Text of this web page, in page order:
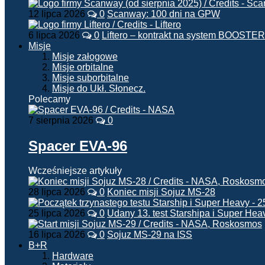
12 lipca 2026 0 Scanway: 100 dni na GPW
6 lipca 2026 0 Liftero – kontrakt na system BOOSTER
Misje
Misje załogowe
Misje orbitalne
Misje suborbitalne
Misje do Ukł. Słonecz.
Polecamy
7 sierpnia 2026 0
Spacer EVA-96
Wcześniejsze artykuły
28 lipca 2026 0 Koniec misji Sojuz MS-28
25 lipca 2026 0 Udany 13. test Starshipa i Super
16 lipca 2026 0 Sojuz MS-29 na ISS
B+R
Hardware